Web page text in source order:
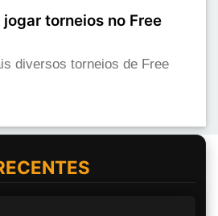
jogar torneios no Free
diversos torneios de Free